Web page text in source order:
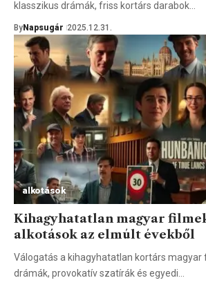
klasszikus drámák, friss kortárs darabok…
By Napsugár 2025.12.31.
alkotások
Kihagyhatatlan magyar
alkotások az elmúlt évekből
Válogatás a kihagyhatatlan kortárs magyar
drámák, provokatív szatírák és egyedi…